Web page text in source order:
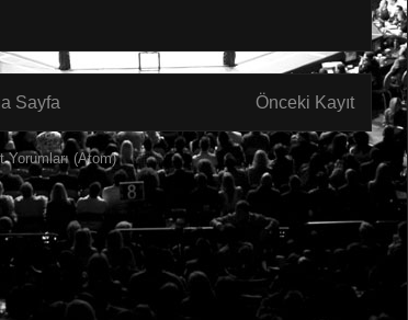
Önceki Kayıt
Sayfa
Yorumları (Atom)